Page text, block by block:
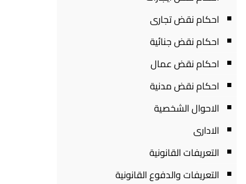
احكام نقض تجارى
احكام نقض جنائية
احكام نقض عمال
احكام نقض مدنية
الاحوال الشخصية
الادارى
التعريفات القانونية
التعريفات والدفوع القانونية